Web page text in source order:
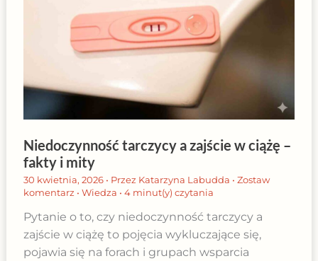
Niedoczynność tarczycy a zajście w ciążę –
fakty i mity
30 kwietnia, 2026 • Przez Katarzyna Labudda • Zostaw
komentarz • Wiedza • 4 minut(y) czytania
Pytanie o to, czy niedoczynność tarczycy a
zajście w ciążę to pojęcia wykluczające się,
pojawia się na forach i grupach wsparcia